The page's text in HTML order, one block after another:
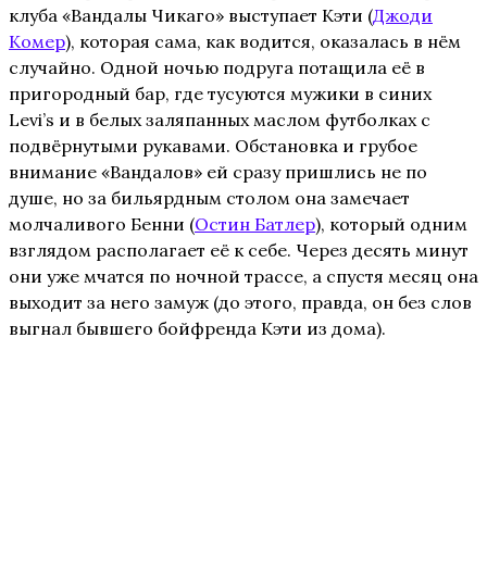
клуба «Вандалы Чикаго» выступает Кэти (Джоди
Комер), которая сама, как водится, оказалась в нём
случайно. Одной ночью подруга потащила её в
пригородный бар, где тусуются мужики в синих
Levi’s и в белых заляпанных маслом футболках с
подвёрнутыми рукавами. Обстановка и грубое
внимание «Вандалов» ей сразу пришлись не по
душе, но за бильярдным столом она замечает
молчаливого Бенни (Остин Батлер), который одним
взглядом располагает её к себе. Через десять минут
они уже мчатся по ночной трассе, а спустя месяц она
выходит за него замуж (до этого, правда, он без слов
выгнал бывшего бойфренда Кэти из дома).